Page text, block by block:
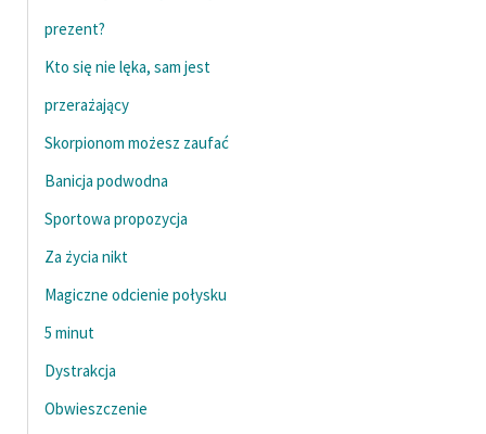
Kontakt
O projekcie
Zespół
Zasady wykorzystania
Wolnych Lektur
Logotypy
Materiały promocyjne
Polityka prywatności
prezent?
Kto się nie lęka, sam jest
przerażający
Skorpionom możesz zaufać
Banicja podwodna
Sportowa propozycja
Za życia nikt
Magiczne odcienie połysku
5 minut
Dystrakcja
Obwieszczenie